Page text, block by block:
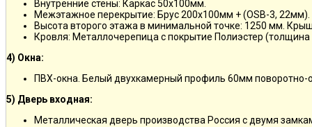
Внутренние стены: Каркас 50х100мм.
Межэтажное перекрытие: Брус 200х100мм + (OSB-3, 22мм).
Высота второго этажа в минимальной точке: 1250 мм.
Кровля: Металлочерепица с покрытие Полиэстер
4) Окна:
ПВХ-окна. Белый двухкамерный профиль 60мм поворотно-
5) Дверь входная:
Металлическая дверь производства Россия с двумя